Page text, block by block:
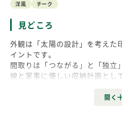
洋風 チーク
見どころ
外観は「太陽の設計」を考えた
イントです。
間取りは「つながる」と「独立
線と家事に優しい収納計画とし
ーディネート、立地を生かした